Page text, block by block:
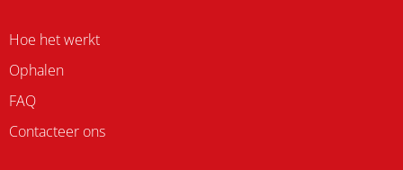
Hoe het werkt
Ophalen
FAQ
Contacteer ons